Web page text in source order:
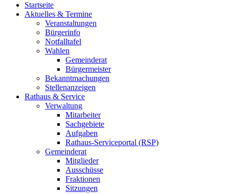
Startseite
Aktuelles & Termine
Veranstaltungen
Bürgerinfo
Notfalltafel
Wahlen
Gemeinderat
Bürgermeister
Bekanntmachungen
Stellenanzeigen
Rathaus & Service
Verwaltung
Mitarbeiter
Sachgebiete
Aufgaben
Rathaus-Serviceportal (RSP)
Gemeinderat
Mitglieder
Ausschüsse
Fraktionen
Sitzungen